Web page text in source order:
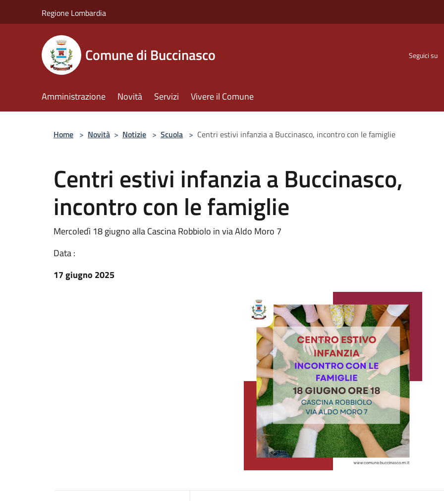
Regione Lombardia
Comune di Buccinasco Seguici su
Amministrazione Novità Servizi Vivere il Comune
Home > Novità > Notizie > Scuola > Centri estivi infanzia a Buccinasco, incontro con le famiglie
Centri estivi infanzia a Buccinasco,
incontro con le famiglie
Mercoledì 18 giugno alla Cascina Robbiolo in via Aldo Moro 7
Data :
17 giugno 2025